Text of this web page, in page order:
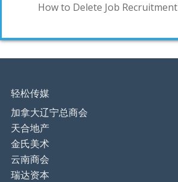
How to Delete Job Recruitment
轻松传媒
加拿大辽宁总商会
天合地产
金氏美术
云南商会
瑞达资本